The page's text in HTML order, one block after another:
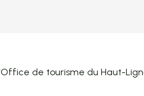
de tourisme du Haut-